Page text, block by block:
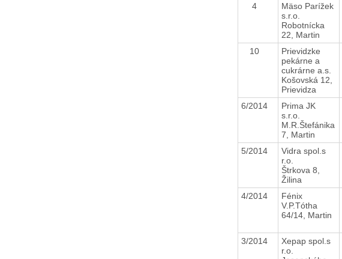
4
Mäso Parížek
s.r.o.
Robotnícka
22, Martin
10
Prievidzke
pekárne a
cukrárne a.s.
Košovská 12,
Prievidza
6/2014
Prima JK
s.r.o.
M.R.Štefánika
7, Martin
5/2014
Vidra spol.s
r.o.
Štrkova 8,
Žilina
4/2014
Fénix
V.P.Tótha
64/14, Martin
3/2014
Xepap spol.s
r.o.